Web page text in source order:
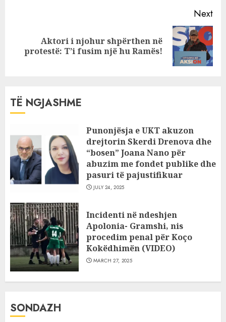
Next
post:
Aktori i njohur shpërthen në
protestë: T’i fusim një hu Ramës!
TË NGJASHME
Punonjësja e UKT akuzon
drejtorin Skerdi Drenova dhe
“bosen” Joana Nano për
abuzim me fondet publike dhe
pasuri të pajustifikuar
JULY 24, 2025
Incidenti në ndeshjen
Apolonia- Gramshi, nis
procedim penal për Koço
Kokëdhimën (VIDEO)
MARCH 27, 2025
SONDAZH